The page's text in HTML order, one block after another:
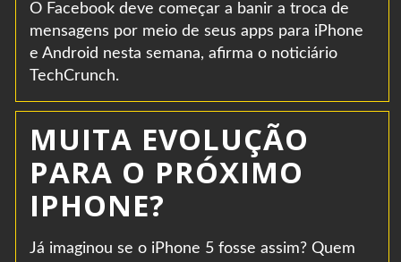
O Facebook deve começar a banir a troca de
mensagens por meio de seus apps para iPhone
e Android nesta semana, afirma o noticiário
TechCrunch.
MUITA EVOLUÇÃO
PARA O PRÓXIMO
IPHONE?
Já imaginou se o iPhone 5 fosse assim? Quem